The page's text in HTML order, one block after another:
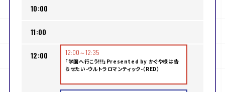
10:00
11:00
12:00 12:00～12:35
「学園へ行こう!!!」Presented by かぐや様は告
らせたい-ウルトラロマンティック-（RED）